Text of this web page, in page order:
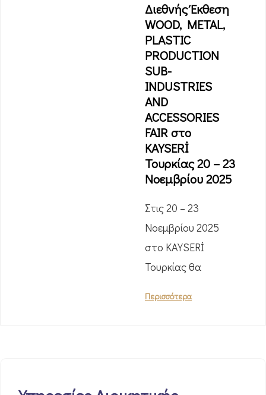
Διεθνής Έκθεση
WOOD, METAL,
PLASTIC
PRODUCTION
SUB-
INDUSTRIES
AND
ACCESSORIES
FAIR στο
KAYSERİ
Τουρκίας 20 – 23
Νοεμβρίου 2025
Στις 20 – 23
Νοεμβρίου 2025
στο KAYSERİ
Τουρκίας θα
Περισσότερα